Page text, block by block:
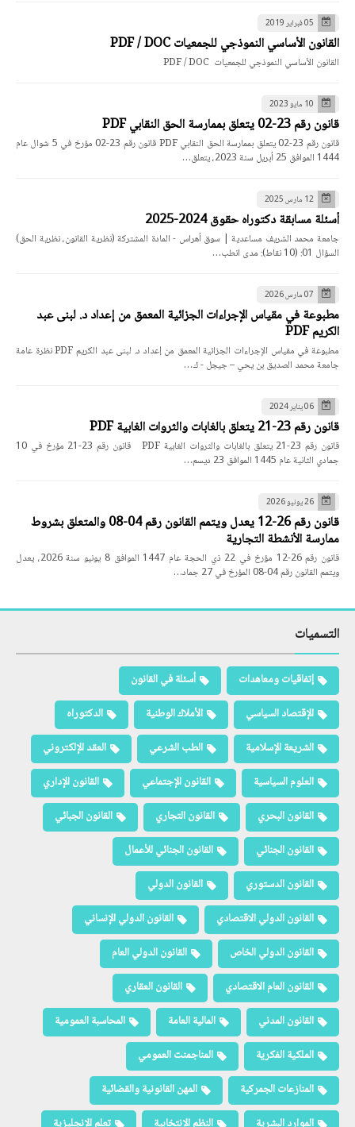
05 فبراير 2019
القانون الأساسي النموذجي للجمعيات PDF / DOC
القانون الأساسي النموذجي للجمعيات PDF / DOC
10 مايو 2023
قانون رقم 23-02 يتعلق بممارسة الحق النقابي PDF
قانون رقم 23-02 يتعلق بممارسة الحق النقابي PDF قانون رقم 23-02 مؤرخ في 5 شوال عام
1444 الموافق 25 أبريل سنة 2023، يتعلق…
12 مارس 2025
أسئلة مسابقة دكتوراه حقوق 2024-2025
جامعة محمد الشريف مساعدية | سوق أهراس - المادة المشتركة (نظرية القانون، نظرية الحق)
السؤال 01: (10 نقاط): مدى انطب…
07 مارس 2026
مطبوعة في مقياس الإجراءات الجزائية المعمق من إعداد د. لبنى عبد
الكريم PDF
مطبوعة في مقياس الإجراءات الجزائية المعمق من إعداد د. لبنى عبد الكريم PDF نظرة عامة
جامعة محمد الصديق بن يحي – جيجل - ك…
06 يناير 2024
قانون رقم 23-21 يتعلق بالغابات والثروات الغابية PDF
قانون رقم 23-21 يتعلق بالغابات والثروات الغابية PDF قانون رقم 23-21 مؤرخ في 10
جمادي الثانية عام 1445 الموافق 23 ديسم…
26 يونيو 2026
قانون رقم 26-12 يعدل ويتمم القانون رقم 04-08 والمتعلق بشروط
ممارسة الأنشطة التجارية
قانون رقم 26-12 مؤرخ في 22 ذي الحجة عام 1447 الموافق 8 يونيو سنة 2026، يعدل
ويتمم القانون رقم 04-08 المؤرخ في 27 جماد…
التسميات
إتفاقيات ومعاهدات
أسئلة في القانون
الإقتصاد السياسي
الأملاك الوطنية
الدكتوراه
الشريعة الإسلامية
الطب الشرعي
العقد الإلكتروني
العلوم السياسية
القانون الإجتماعي
القانون الإداري
القانون البحري
القانون التجاري
القانون الجبائي
القانون الجنائي
القانون الجنائي للأعمال
القانون الدستوري
القانون الدولي
القانون الدولي الاقتصادي
القانون الدولي الإنساني
القانون الدولي الخاص
القانون الدولي العام
القانون العام الاقتصادي
القانون العقاري
القانون المدني
المالية العامة
المحاسبة العمومية
الملكية الفكرية
المناجمنت العمومي
المنازعات الجمركية
المهن القانونية والقضائية